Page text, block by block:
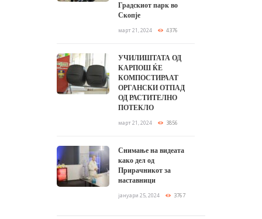
Градскиот парк во
Скопје
март 21, 2024 4376
УЧИЛИШТАТА ОД
КАРПОШ ЌЕ
КОМПОСТИРААТ
ОРГАНСКИ ОТПАД
ОД РАСТИТЕЛНО
ПОТЕКЛО
март 21, 2024 3856
Снимање на видеата
како дел од
Прирачникот за
наставници
јануари 25, 2024 3767